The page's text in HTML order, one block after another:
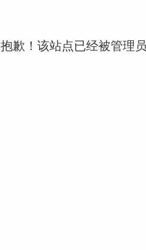
抱歉！该站点已经被管理